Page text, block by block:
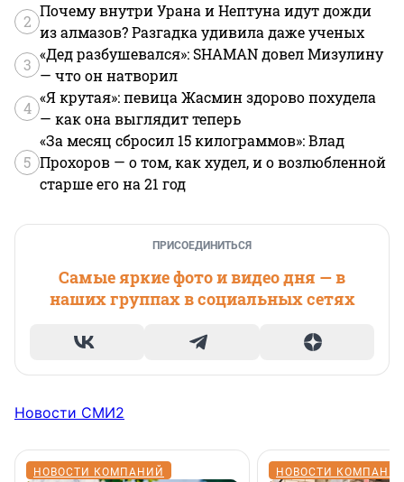
2
Почему внутри Урана и Нептуна идут дожди
из алмазов? Разгадка удивила даже ученых
3
«Дед разбушевался»: SHAMAN довел Мизулину
— что он натворил
4
«Я крутая»: певица Жасмин здорово похудела
— как она выглядит теперь
5
«За месяц сбросил 15 килограммов»: Влад
Прохоров — о том, как худел, и о возлюбленной
старше его на 21 год
ПРИСОЕДИНИТЬСЯ
Самые яркие фото и видео дня — в
наших группах в социальных сетях
Новости СМИ2
НОВОСТИ КОМПАНИЙ НОВОСТИ